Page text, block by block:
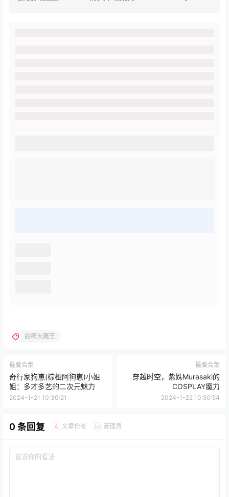
甜糖大魔王
最爱合集
奇行家狗崽(棕桠阿狗崽)小姐
姐：多才多艺的二次元魅力
2024-1-21 10:30:21
最爱合集
穿越时空，紫姝Murasaki的
COSPLAY魔力
2024-1-22 10:50:54
0 条回复 A 文章作者 M 管理员